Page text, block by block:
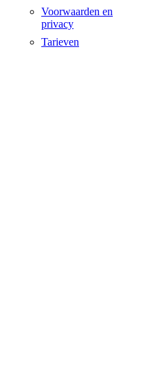
Voorwaarden en
privacy
Tarieven